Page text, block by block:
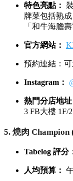
特色亮點：
牌菜包括熟
「和牛海膽
官方網站：
預約連結：可
Instagram：
熱門分店地址
3 FB大樓 1F/
5. 燒肉
Tabelog 評分
人均預算：